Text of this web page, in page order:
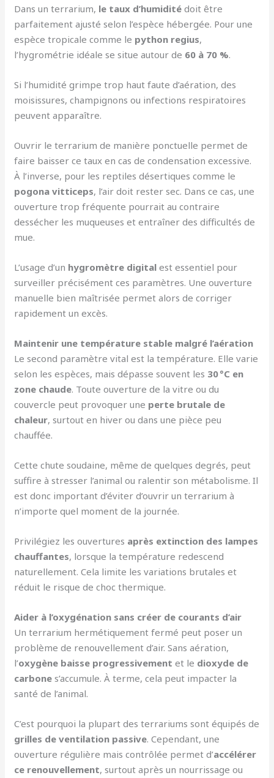
Dans un terrarium, le taux d’humidité doit être
parfaitement ajusté selon l’espèce hébergée. Pour une
espèce tropicale comme le python regius,
l’hygrométrie idéale se situe autour de 60 à 70 %.
Si l’humidité grimpe trop haut faute d’aération, des
moisissures, champignons ou infections respiratoires
peuvent apparaître.
Ouvrir le terrarium de manière ponctuelle permet de
faire baisser ce taux en cas de condensation excessive.
À l’inverse, pour les reptiles désertiques comme le
pogona vitticeps, l’air doit rester sec. Dans ce cas, une
ouverture trop fréquente pourrait au contraire
dessécher les muqueuses et entraîner des difficultés de
mue.
L’usage d’un hygromètre digital est essentiel pour
surveiller précisément ces paramètres. Une ouverture
manuelle bien maîtrisée permet alors de corriger
rapidement un excès.
Maintenir une température stable malgré l’aération
Le second paramètre vital est la température. Elle varie
selon les espèces, mais dépasse souvent les 30 °C en
zone chaude. Toute ouverture de la vitre ou du
couvercle peut provoquer une perte brutale de
chaleur, surtout en hiver ou dans une pièce peu
chauffée.
Cette chute soudaine, même de quelques degrés, peut
suffire à stresser l’animal ou ralentir son métabolisme. Il
est donc important d’éviter d’ouvrir un terrarium à
n’importe quel moment de la journée.
Privilégiez les ouvertures après extinction des lampes
chauffantes, lorsque la température redescend
naturellement. Cela limite les variations brutales et
réduit le risque de choc thermique.
Aider à l’oxygénation sans créer de courants d’air
Un terrarium hermétiquement fermé peut poser un
problème de renouvellement d’air. Sans aération,
l’oxygène baisse progressivement et le dioxyde de
carbone s’accumule. À terme, cela peut impacter la
santé de l’animal.
C’est pourquoi la plupart des terrariums sont équipés de
grilles de ventilation passive. Cependant, une
ouverture régulière mais contrôlée permet d’accélérer
ce renouvellement, surtout après un nourrissage ou